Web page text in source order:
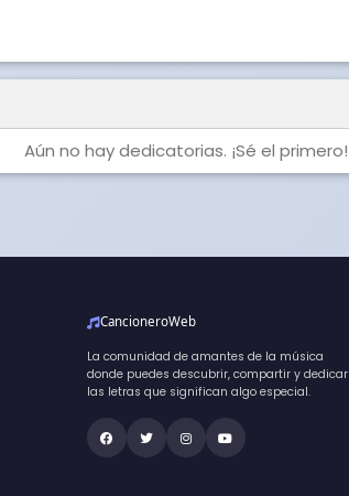
Aún no hay dedicatorias. ¡Sé el primero!
CancioneroWeb
La comunidad de amantes de la música
donde puedes descubrir, compartir y dedicar
las letras que significan algo especial.